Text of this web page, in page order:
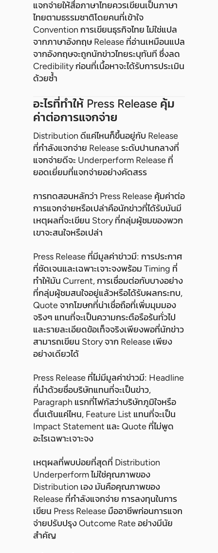
แจกจ่ายให้สื่อภาษาไทยควรเขียนเป็นภาษา
ไทยตามธรรมชาติโดยคนที่เข้าใจ
Convention การเขียนธุรกิจไทย ไม่ใช่แปล
จากภาษาอังกฤษ Release ที่อ่านเหมือนแปล
จากอังกฤษจะถูกนักข่าวไทยระบุทันที ซึ่งลด
Credibility ก่อนที่เนื้อหาจะได้รับการประเมิน
ด้วยซ้ำ
อะไรที่ทำให้ Press Release คุ้ม
ค่าต่อการแจกจ่าย
Distribution ดีแค่ไหนก็ขึ้นอยู่กับ Release
ที่กำลังแจกจ่าย Release ระดับปานกลางที่
แจกจ่ายดีจะ Underperform Release ที่
ยอดเยี่ยมที่แจกจ่ายอย่างคัดสรร
การทดสอบหลักว่า Press Release คุ้มค่าต่อ
การแจกจ่ายหรือเปล่าคือนักข่าวที่ได้รับมันมี
เหตุผลที่จะเขียน Story ที่กลุ่มผู้ชมของพวก
เขาจะสนใจหรือเปล่า
Press Release ที่มีมูลค่าข่าวมี: การประกาศ
ที่ชัดเจนและเฉพาะเจาะจงพร้อม Timing ที่
ทำให้มัน Current, การเชื่อมต่อกับบางอย่าง
ที่กลุ่มผู้ชมสนใจอยู่แล้วหรือได้รับผลกระทบ,
Quote จากโฆษกที่น่าเชื่อถือที่เพิ่มมุมมอง
จริงๆ แทนที่จะเป็นความกระตือรือร้นทั่วไป
และรายละเอียดข้อเท็จจริงเพียงพอที่นักข่าว
สามารถเขียน Story จาก Release เพียง
อย่างเดียวได้
Press Release ที่ไม่มีมูลค่าข่าวมี: Headline
ที่นำด้วยชื่อบริษัทแทนที่จะเป็นข่าว,
Paragraph แรกที่โฟกัสว่าบริษัทภูมิใจหรือ
ตื่นเต้นแค่ไหน, Feature List แทนที่จะเป็น
Impact Statement และ Quote ที่ไม่พูด
อะไรเฉพาะเจาะจง
เหตุผลที่พบบ่อยที่สุดที่ Distribution
Underperform ไม่ใช่คุณภาพของ
Distribution เอง มันคือคุณภาพของ
Release ที่กำลังแจกจ่าย การลงทุนในการ
เขียน Press Release มืออาชีพก่อนการแจก
จ่ายปรับปรุง Outcome Rate อย่างมีนัย
สำคัญ